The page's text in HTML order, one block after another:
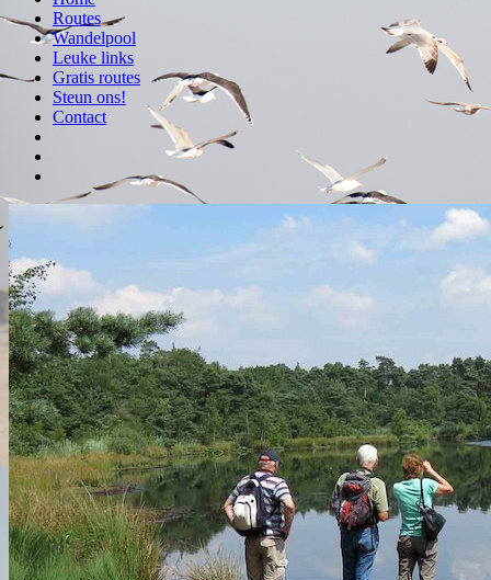
Routes
Wandelpool
Leuke links
Gratis routes
Steun ons!
Contact